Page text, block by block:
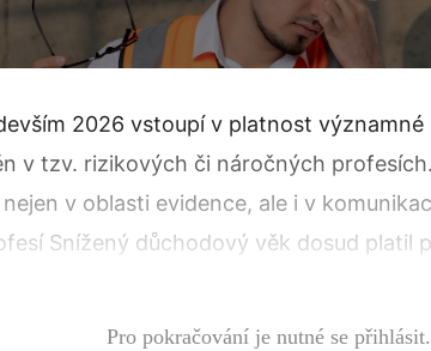
2026 vstoupí v platnost
v tzv. rizikových či náročných
v oblasti evidence, ale i v
Snížený důchodový věk dosud platil
Pro pokračování je nutné se přihlásit.